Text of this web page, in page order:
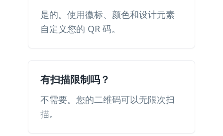
是的。使用徽标、颜色和设计元素
自定义您的 QR 码。
有扫描限制吗？
不需要。您的二维码可以无限次扫
描。